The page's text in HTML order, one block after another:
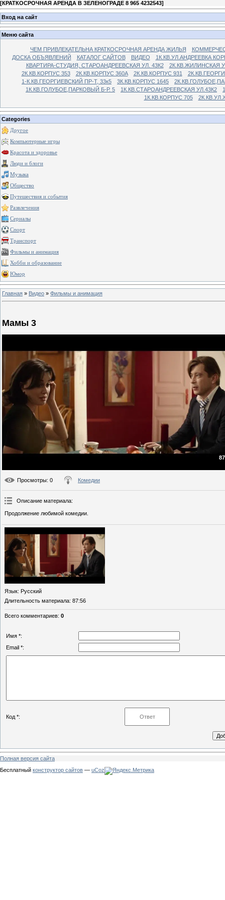
[КРАТКОСРОЧНАЯ АРЕНДА В ЗЕЛЕНОГРАДЕ 8 965 4232543]
Вход на сайт
Меню сайта
ЧЕМ ПРИВЛЕКАТЕЛЬНА КРАТКОСРОЧНАЯ АРЕНДА ЖИЛЬЯ
ДОСКА ОБЪЯВЛЕНИЙ
КАТАЛОГ САЙТОВ ВИДЕО
1К.КВ.УЛ.АНДРЕЕВКА
КВАРТИРА-СТУДИЯ, СТАРОАНДРЕЕВСКАЯ УЛ. 43К2
2К.КВ.ЖИЛИНСКАЯ
2К.КВ.КОРПУС 353
2К.КВ.КОРПУС 360А 2К.КВ.КОРПУС 931
1-К.КВ.ГЕОРГИЕВСКИЙ ПР-Т, 33к5
3К.КВ.КОРПУС 1645
1К.КВ.ГОЛУБОЕ,ПАРКОВЫЙ Б-Р. 5
1К.КВ.СТАРОАНДРЕЕВСКАЯ УЛ.43К2
1К.КВ.КОРПУС 705
Categories
Другое
Компьютерные игры
Красота и здоровье
Люди и блоги
Музыка
Общество
Путешествия и события
Развлечения
Сериалы
Спорт
Транспорт
Фильмы и анимация
Хобби и образование
Юмор
Главная » Видео » Фильмы и анимация
Мамы 3
Просмотры: 0 Комедии
Описание материала:
Продолжение любимой комедии.
Язык: Русский
Длительность материала: 87:56
Всего комментариев: 0
Имя *:
Email *:
Код *:
Полная версия сайта
Бесплатный конструктор сайтов — uCoz